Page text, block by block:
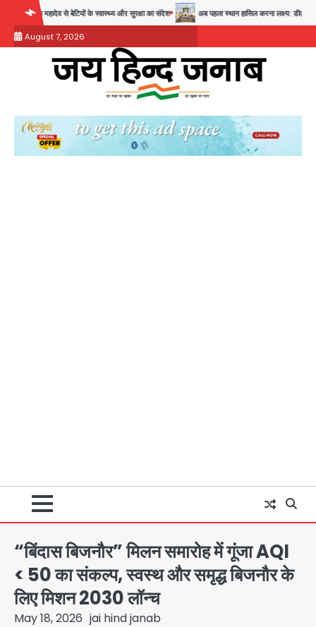
content
से बेटियों के स्वास्थ्य और सुरक्षा का संदेश अब पहला स्थान हासिल करना लक्ष्य: डीएम 28 साल
August 7, 2026
“बिंदास बिजनौर” मिलन समारोह में गूंजा AQI
< 50 का संकल्प, स्वस्थ और समृद्ध बिजनौर के
लिए मिशन 2030 लॉन्च
May 18, 2026 jai hind janab